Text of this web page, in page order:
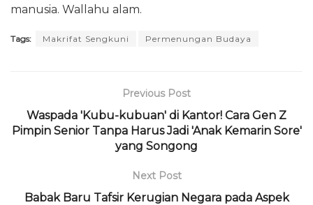
manusia. Wallahu alam.
Tags: Makrifat Sengkuni Permenungan Budaya
Previous Post
Waspada 'Kubu-kubuan' di Kantor! Cara Gen Z
Pimpin Senior Tanpa Harus Jadi 'Anak Kemarin Sore'
yang Songong
Next Post
Babak Baru Tafsir Kerugian Negara pada Aspek